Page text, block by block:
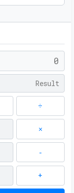
÷
×
-
+